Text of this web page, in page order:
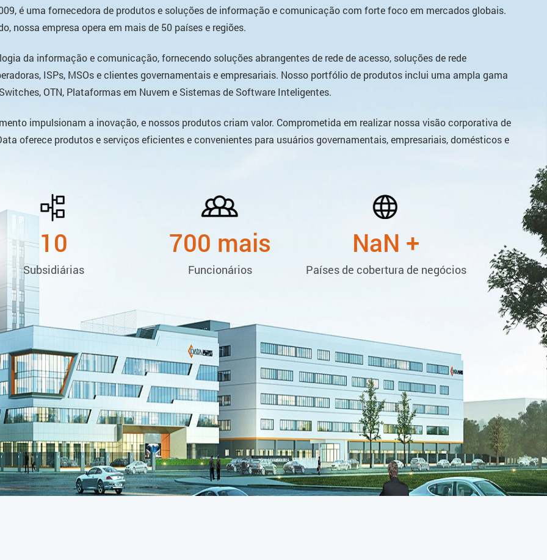
é uma fornecedora de produtos e soluções de informação e comunicação com forte foco em mercados globais.
nossa empresa opera em mais de 50 países e regiões.
da informação e comunicação, fornecendo soluções abrangentes de rede de acesso, soluções de rede
ISPs, MSOs e clientes governamentais e empresariais. Nosso portfólio de produtos inclui uma ampla gama
OTN, Plataformas em Nuvem e Sistemas de Software Inteligentes.
impulsionam a inovação, e nossos produtos criam valor. Comprometida em realizar nossa visão corporativa de
oferece produtos e serviços eficientes e convenientes para usuários governamentais, empresariais, domésticos e
10
Subsidiárias
700 mais
Funcionários
NaN +
Países de cobertura de negócios